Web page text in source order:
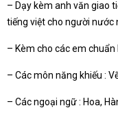
– Dạy kèm anh văn giao
tiếng việt cho người nước
– Kèm cho các em chuẩn
– Các môn năng khiếu :
– Các ngoại ngữ : Hoa,